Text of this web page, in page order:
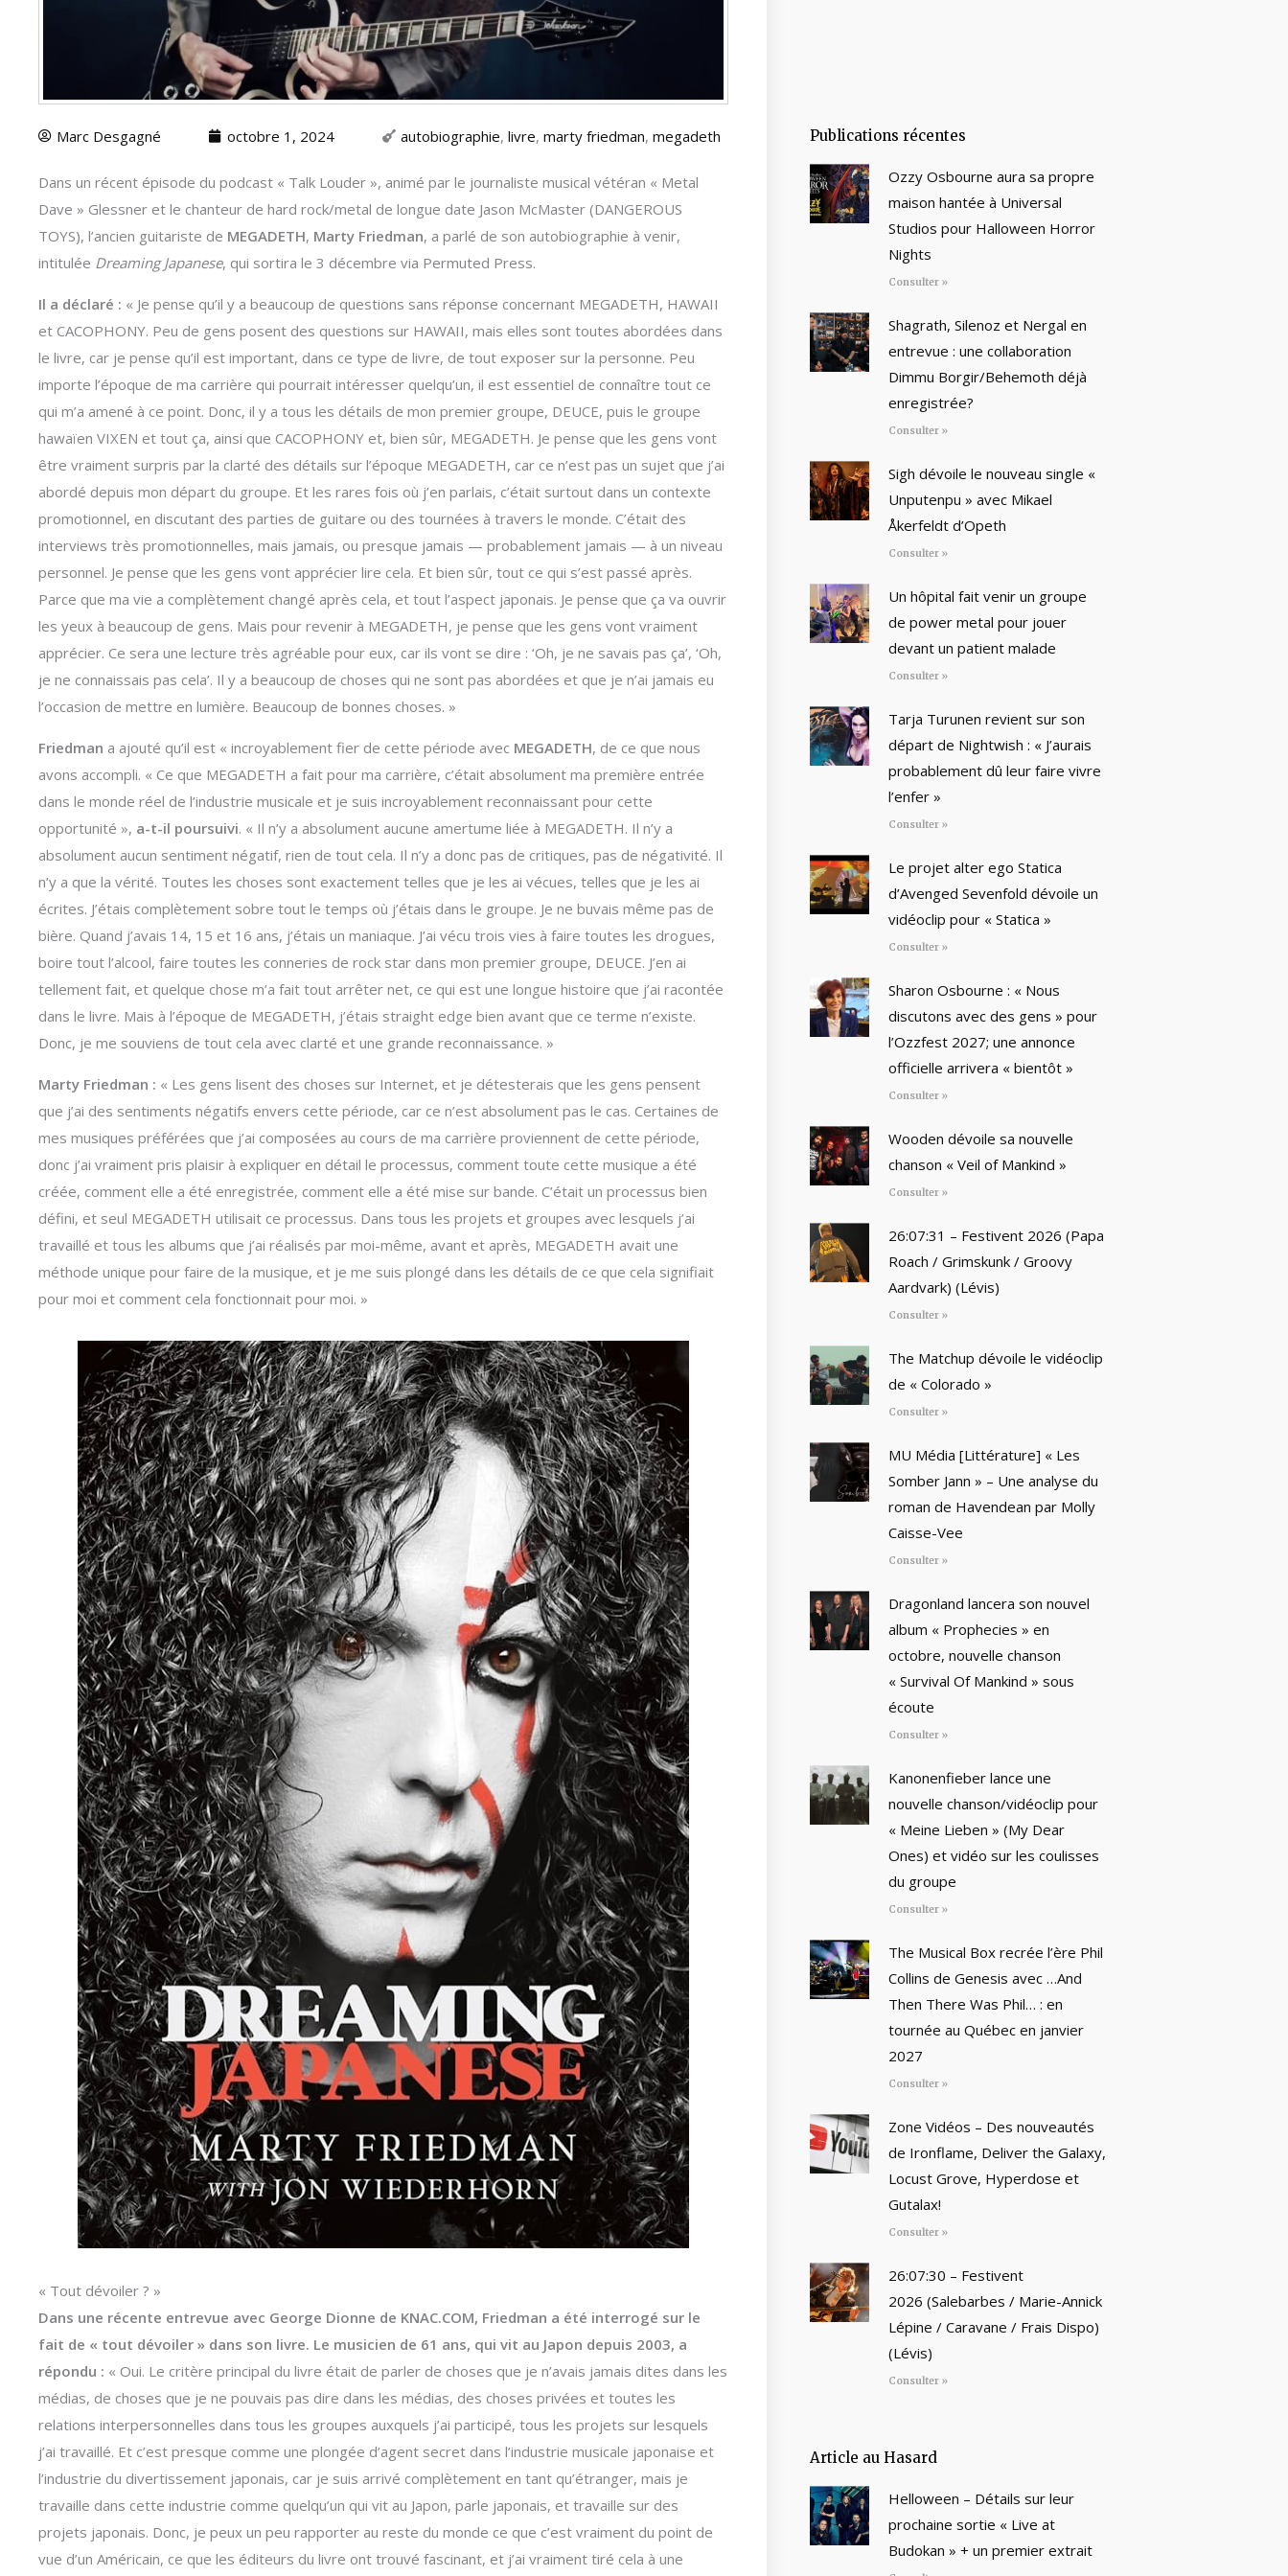
Marc Desgagné octobre 1, 2024 autobiographie, livre, marty friedman, megadeth
Dans un récent épisode du podcast « Talk Louder », animé par le journaliste musical vétéran « Metal
Dave » Glessner et le chanteur de hard rock/metal de longue date Jason McMaster (DANGEROUS
TOYS), l’ancien guitariste de MEGADETH, Marty Friedman, a parlé de son autobiographie à venir,
intitulée Dreaming Japanese, qui sortira le 3 décembre via Permuted Press.
Il a déclaré : « Je pense qu’il y a beaucoup de questions sans réponse concernant MEGADETH, HAWAII
et CACOPHONY. Peu de gens posent des questions sur HAWAII, mais elles sont toutes abordées dans
le livre, car je pense qu’il est important, dans ce type de livre, de tout exposer sur la personne. Peu
importe l’époque de ma carrière qui pourrait intéresser quelqu’un, il est essentiel de connaître tout ce
qui m’a amené à ce point. Donc, il y a tous les détails de mon premier groupe, DEUCE, puis le groupe
hawaïen VIXEN et tout ça, ainsi que CACOPHONY et, bien sûr, MEGADETH. Je pense que les gens vont
être vraiment surpris par la clarté des détails sur l’époque MEGADETH, car ce n’est pas un sujet que j’ai
abordé depuis mon départ du groupe. Et les rares fois où j’en parlais, c’était surtout dans un contexte
promotionnel, en discutant des parties de guitare ou des tournées à travers le monde. C’était des
interviews très promotionnelles, mais jamais, ou presque jamais — probablement jamais — à un niveau
personnel. Je pense que les gens vont apprécier lire cela. Et bien sûr, tout ce qui s’est passé après.
Parce que ma vie a complètement changé après cela, et tout l’aspect japonais. Je pense que ça va ouvrir
les yeux à beaucoup de gens. Mais pour revenir à MEGADETH, je pense que les gens vont vraiment
apprécier. Ce sera une lecture très agréable pour eux, car ils vont se dire : ‘Oh, je ne savais pas ça’, ‘Oh,
je ne connaissais pas cela’. Il y a beaucoup de choses qui ne sont pas abordées et que je n’ai jamais eu
l’occasion de mettre en lumière. Beaucoup de bonnes choses. »
Friedman a ajouté qu’il est « incroyablement fier de cette période avec MEGADETH, de ce que nous
avons accompli. « Ce que MEGADETH a fait pour ma carrière, c’était absolument ma première entrée
dans le monde réel de l’industrie musicale et je suis incroyablement reconnaissant pour cette
opportunité », a-t-il poursuivi. « Il n’y a absolument aucune amertume liée à MEGADETH. Il n’y a
absolument aucun sentiment négatif, rien de tout cela. Il n’y a donc pas de critiques, pas de négativité. Il
n’y a que la vérité. Toutes les choses sont exactement telles que je les ai vécues, telles que je les ai
écrites. J’étais complètement sobre tout le temps où j’étais dans le groupe. Je ne buvais même pas de
bière. Quand j’avais 14, 15 et 16 ans, j’étais un maniaque. J’ai vécu trois vies à faire toutes les drogues,
boire tout l’alcool, faire toutes les conneries de rock star dans mon premier groupe, DEUCE. J’en ai
tellement fait, et quelque chose m’a fait tout arrêter net, ce qui est une longue histoire que j’ai racontée
dans le livre. Mais à l’époque de MEGADETH, j’étais straight edge bien avant que ce terme n’existe.
Donc, je me souviens de tout cela avec clarté et une grande reconnaissance. »
Marty Friedman : « Les gens lisent des choses sur Internet, et je détesterais que les gens pensent
que j’ai des sentiments négatifs envers cette période, car ce n’est absolument pas le cas. Certaines de
mes musiques préférées que j’ai composées au cours de ma carrière proviennent de cette période,
donc j’ai vraiment pris plaisir à expliquer en détail le processus, comment toute cette musique a été
créée, comment elle a été enregistrée, comment elle a été mise sur bande. C’était un processus bien
défini, et seul MEGADETH utilisait ce processus. Dans tous les projets et groupes avec lesquels j’ai
travaillé et tous les albums que j’ai réalisés par moi-même, avant et après, MEGADETH avait une
méthode unique pour faire de la musique, et je me suis plongé dans les détails de ce que cela signifiait
pour moi et comment cela fonctionnait pour moi. »
« Tout dévoiler ? »
Dans une récente entrevue avec George Dionne de KNAC.COM, Friedman a été interrogé sur le
fait de « tout dévoiler » dans son livre. Le musicien de 61 ans, qui vit au Japon depuis 2003, a
répondu : « Oui. Le critère principal du livre était de parler de choses que je n’avais jamais dites dans les
médias, de choses que je ne pouvais pas dire dans les médias, des choses privées et toutes les
relations interpersonnelles dans tous les groupes auxquels j’ai participé, tous les projets sur lesquels
j’ai travaillé. Et c’est presque comme une plongée d’agent secret dans l’industrie musicale japonaise et
l’industrie du divertissement japonais, car je suis arrivé complètement en tant qu’étranger, mais je
travaille dans cette industrie comme quelqu’un qui vit au Japon, parle japonais, et travaille sur des
projets japonais. Donc, je peux un peu rapporter au reste du monde ce que c’est vraiment du point de
vue d’un Américain, ce que les éditeurs du livre ont trouvé fascinant, et j’ai vraiment tiré cela à une
Publications récentes
Ozzy Osbourne aura sa propre
maison hantée à Universal
Studios pour Halloween Horror
Nights
Consulter »
Shagrath, Silenoz et Nergal en
entrevue : une collaboration
Dimmu Borgir/Behemoth déjà
enregistrée?
Consulter »
Sigh dévoile le nouveau single «
Unputenpu » avec Mikael
Åkerfeldt d’Opeth
Consulter »
Un hôpital fait venir un groupe
de power metal pour jouer
devant un patient malade
Consulter »
Tarja Turunen revient sur son
départ de Nightwish : « J’aurais
probablement dû leur faire vivre
l’enfer »
Consulter »
Le projet alter ego Statica
d’Avenged Sevenfold dévoile un
vidéoclip pour « Statica »
Consulter »
Sharon Osbourne : « Nous
discutons avec des gens » pour
l’Ozzfest 2027; une annonce
officielle arrivera « bientôt »
Consulter »
Wooden dévoile sa nouvelle
chanson « Veil of Mankind »
Consulter »
26:07:31 – Festivent 2026 (Papa
Roach / Grimskunk / Groovy
Aardvark) (Lévis)
Consulter »
The Matchup dévoile le vidéoclip
de « Colorado »
Consulter »
MU Média [Littérature] « Les
Somber Jann » – Une analyse du
roman de Havendean par Molly
Caisse-Vee
Consulter »
Dragonland lancera son nouvel
album « Prophecies » en
octobre, nouvelle chanson
« Survival Of Mankind » sous
écoute
Consulter »
Kanonenfieber lance une
nouvelle chanson/vidéoclip pour
« Meine Lieben » (My Dear
Ones) et vidéo sur les coulisses
du groupe
Consulter »
The Musical Box recrée l’ère Phil
Collins de Genesis avec …And
Then There Was Phil… : en
tournée au Québec en janvier
2027
Consulter »
Zone Vidéos – Des nouveautés
de Ironflame, Deliver the Galaxy,
Locust Grove, Hyperdose et
Gutalax!
Consulter »
26:07:30 – Festivent
2026 (Salebarbes / Marie-Annick
Lépine / Caravane / Frais Dispo)
(Lévis)
Consulter »
Article au Hasard
Helloween – Détails sur leur
prochaine sortie « Live at
Budokan » + un premier extrait